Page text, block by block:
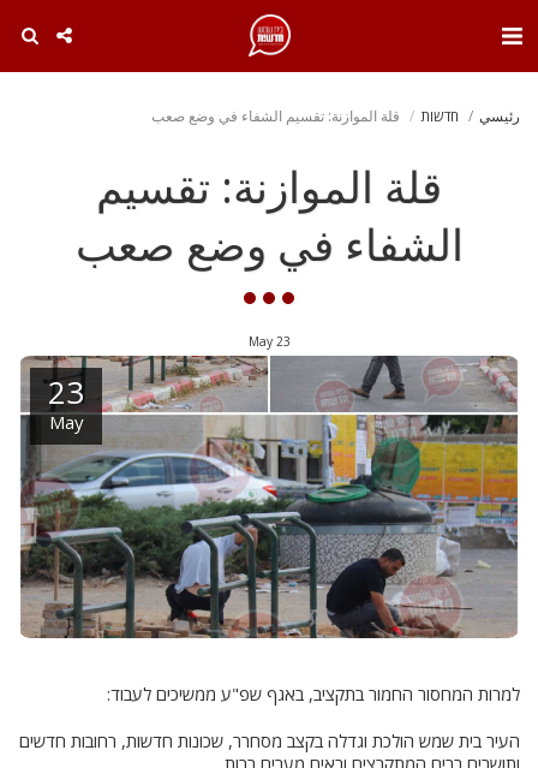
رئيسي חדשות قلة الموازنة: تقسيم الشفاء في وضع صعب
قلة الموازنة: تقسيم
الشفاء في وضع صعب
23
May
23
May
למרות המחסור החמור בתקציב, באגף שפ"ע ממשיכים לעבוד:
העיר בית שמש הולכת וגדלה בקצב מסחרר, שכונות חדשות, רחובות חדשים